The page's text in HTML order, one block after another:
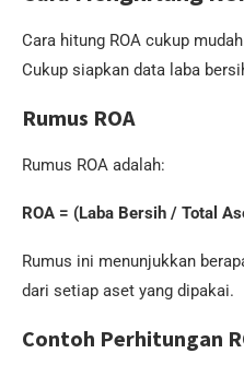
Cara hitung ROA cukup
Cukup siapkan data laba
Rumus ROA
Rumus ROA adalah:
ROA = (Laba Bersih / Total
Rumus ini menunjukkan
dari setiap aset yang dipakai.
Contoh Perhitungan